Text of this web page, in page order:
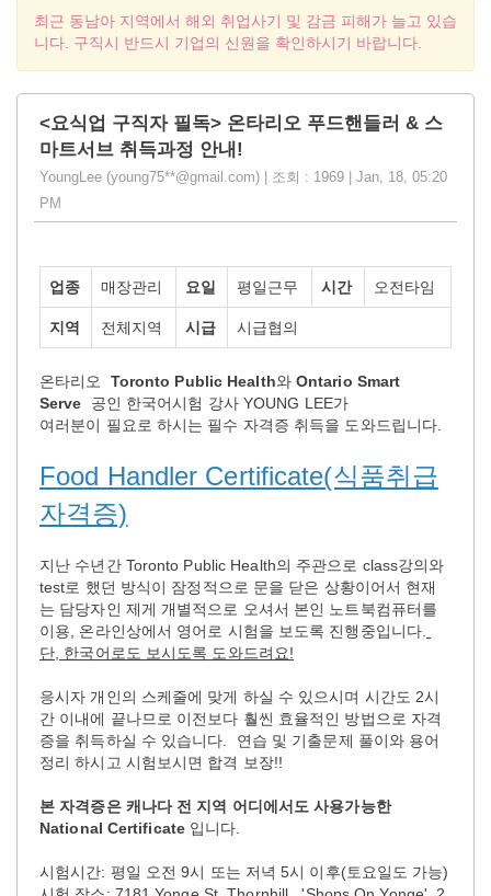
최근 동남아 지역에서 해외 취업사기 및 감금 피해가 늘고 있습
니다. 구직시 반드시 기업의 신원을 확인하시기 바랍니다.
<요식업 구직자 필독> 온타리오 푸드핸들러 & 스
마트서브 취득과정 안내!
YoungLee (young75**@gmail.com) | 조회 : 1969 | Jan, 18, 05:20
PM
업종 매장관리 요일 평일근무 시간 오전타임
지역 전체지역 시급 시급협의
온타리오 Toronto Public Health와 Ontario Smart
Serve 공인 한국어시험 강사 YOUNG LEE가
여러분이 필요로 하시는 필수 자격증 취득을 도와드립니다.
Food Handler Certificate(식품취급
자격증)
지난 수년간 Toronto Public Health의 주관으로 class강의와
test로 했던 방식이 잠정적으로 문을 닫은 상황이어서 현재
는 담당자인 제게 개별적으로 오셔서 본인 노트북컴퓨터를
이용, 온라인상에서 영어로 시험을 보도록 진행중입니다.
단, 한국어로도 보시도록 도와드려요!
응시자 개인의 스케줄에 맞게 하실 수 있으시며 시간도 2시
간 이내에 끝나므로 이전보다 훨씬 효율적인 방법으로 자격
증을 취득하실 수 있습니다. 연습 및 기출문제 풀이와 용어
정리 하시고 시험보시면 합격 보장!!
본 자격증은 캐나다 전 지역 어디에서도 사용가능한
National Certificate 입니다.
시험시간: 평일 오전 9시 또는 저녁 5시 이후(토요일도 가능)